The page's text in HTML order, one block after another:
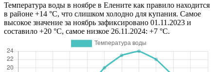
Температура воды в ноябре в Елените как правило находится
в районе +14 °C, что слишком холодно для купания. Самое
высокое значение за ноябрь зафиксировано 01.11.2023 и
составило +20 °C, самое низкое 26.11.2024: +7 °C.